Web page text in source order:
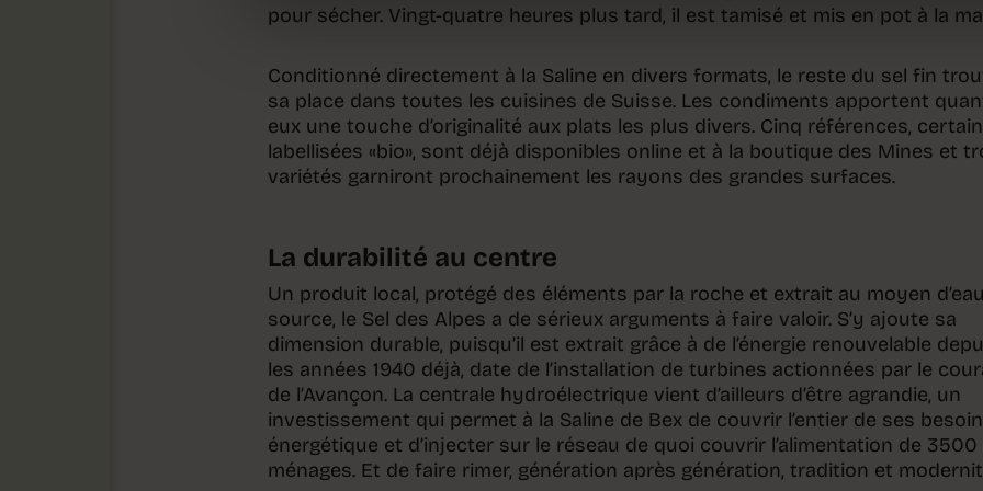
pour sécher. Vingt-quatre heures plus tard, il est tamisé et mis en pot à la
Conditionné directement à la Saline en divers formats, le reste du sel fin
sa place dans toutes les cuisines de Suisse. Les condiments apportent
eux une touche d’originalité aux plats les plus divers. Cinq références,
labellisées «bio», sont déjà disponibles online et à la boutique des Mines et
variétés garniront prochainement les rayons des grandes surfaces.
La durabilité au centre
Un produit local, protégé des éléments par la roche et extrait au moyen
source, le Sel des Alpes a de sérieux arguments à faire valoir. S’y ajoute sa
dimension durable, puisqu’il est extrait grâce à de l’énergie renouvelable
les années 1940 déjà, date de l’installation de turbines actionnées par le
de l’Avançon. La centrale hydroélectrique vient d’ailleurs d’être agrandie, un
investissement qui permet à la Saline de Bex de couvrir l’entier de ses
énergétique et d’injecter sur le réseau de quoi couvrir l’alimentation de 3500
ménages. Et de faire rimer, génération après génération, tradition et